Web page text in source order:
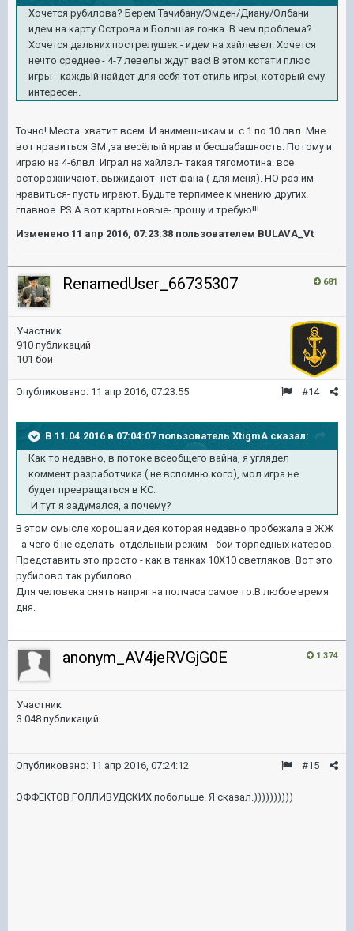
Хочется рубилова? Берем Тачибану/Эмден/Диану/Олбани
идем на карту Острова и Большая гонка. В чем проблема?
Хочется дальних пострелушек - идем на хайлевел. Хочется
нечто среднее - 4-7 левелы ждут вас! В этом кстати плюс
игры - каждый найдет для себя тот стиль игры, который ему
интересен.
Точно! Места хватит всем. И анимешникам и с 1 по 10 лвл. Мне
вот нравиться ЭМ ,за весёлый нрав и бесшабашность. Потому и
играю на 4-6лвл. Играл на хайлвл- такая тягомотина. все
осторожничают. выжидают- нет фана ( для меня). НО раз им
нравиться- пусть играют. Будьте терпимее к мнению других.
главное. PS А вот карты новые- прошу и требую!!!
Изменено 11 апр 2016, 07:23:38 пользователем BULAVA_Vt
681
RenamedUser_66735307
Участник
910 публикаций
101 бой
#14
Опубликовано: 11 апр 2016, 07:23:55
В 11.04.2016 в 07:04:07 пользователь XtigmA сказал:
Как то недавно, в потоке всеобщего вайна, я углядел
коммент разработчика ( не вспомню кого), мол игра не
будет превращаться в КС.
И тут я задумался, а почему?
В этом смысле хорошая идея которая недавно пробежала в ЖЖ
- а чего б не сделать отдельный режим - бои торпедных катеров.
Представить это просто - как в танках 10Х10 светляков. Вот это
рубилово так рубилово.
Для человека снять напряг на полчаса самое то.В любое время
дня.
1 374
anonym_AV4jeRVGjG0E
Участник
3 048 публикаций
#15
Опубликовано: 11 апр 2016, 07:24:12
ЭФФЕКТОВ ГОЛЛИВУДСКИХ побольше. Я сказал.))))))))))